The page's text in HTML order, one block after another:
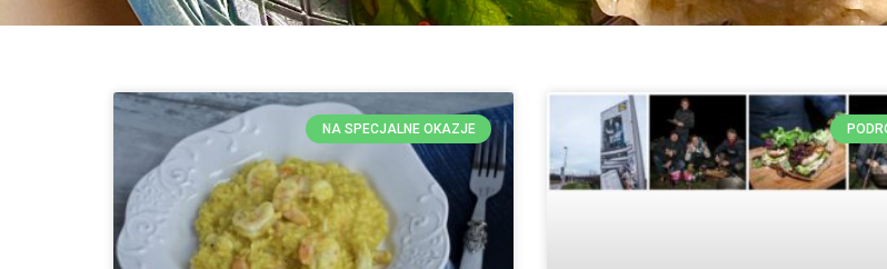
NA SPECJALNE OKAZJE